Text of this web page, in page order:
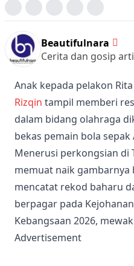
Beautifulnara
Cerita dan gosip
Anak kepada pelakon
Rizqin tampil memberi
dalam bidang olahraga
bekas pemain bola sepak
Menerusi perkongsian di
memuat naik gambarnya
mencatat rekod baharu
berpagar pada
Kebangsaan 2026,
Advertisement